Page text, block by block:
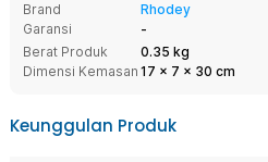
Brand
Rhodey
Garansi
-
Berat Produk
0.35 kg
Dimensi Kemasan 17 x 7 x 30 cm
Keunggulan Produk